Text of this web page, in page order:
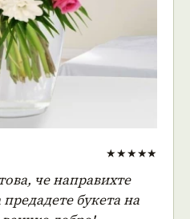
★★★★★
че направихте
букета на